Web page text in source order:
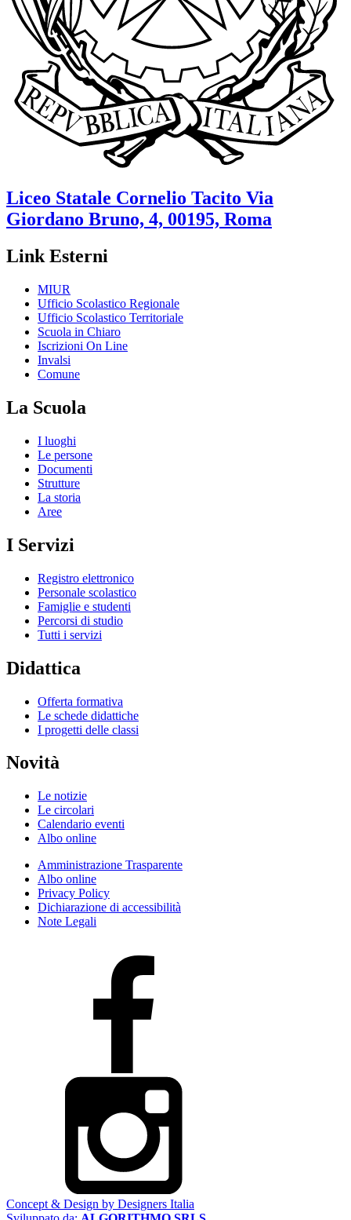
Liceo Statale Cornelio Tacito Via
Giordano Bruno, 4, 00195, Roma
Link Esterni
MIUR
Ufficio Scolastico Regionale
Ufficio Scolastico Territoriale
Scuola in Chiaro
Iscrizioni On Line
Invalsi
Comune
La Scuola
I luoghi
Le persone
Documenti
Strutture
La storia
Aree
I Servizi
Registro elettronico
Personale scolastico
Famiglie e studenti
Percorsi di studio
Tutti i servizi
Didattica
Offerta formativa
Le schede didattiche
I progetti delle classi
Novità
Le notizie
Le circolari
Calendario eventi
Albo online
Amministrazione Trasparente
Albo online
Privacy Policy
Dichiarazione di accessibilità
Note Legali
Concept & Design by Designers Italia